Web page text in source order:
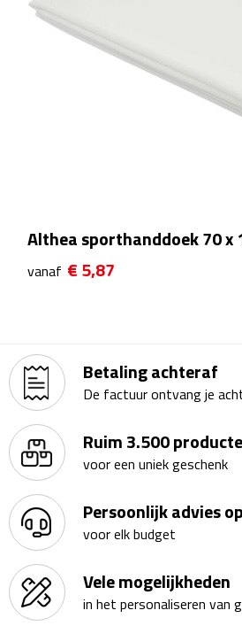
Kalenders
Beurs & Evenementen
Stickers
Visitekaartjes
Bureau Toebehoren
Bureauklokken
Bureaulampen
Bureau onderleggers
Bureau organizers
Bureausets
Althea sporthanddoek 70 x
vanaf € 5,87
Betaling achteraf
De factuur ontvang je
Ruim 3.500
voor een uniek geschenk
Persoonlijk advies
voor elk budget
Vele mogelijkheden
in het personaliseren van